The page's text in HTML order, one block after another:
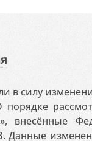
в силу
внесённые
Данные